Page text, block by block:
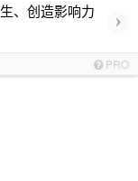
、创造影响力
›
PRO